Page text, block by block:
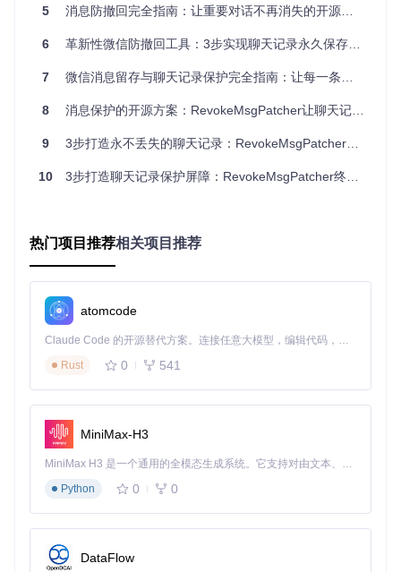
RevokeMsgPatcher采用独特的"数字外科手术"式解决方案，
通过精准定位并修改目标程序的关键指令，实现防撤回功能。
这种技术路径类似于在不打开手表后盖的情况下，精准调整内
进程内存分析：工具首先扫描目标应用程序的运行内存，
模式匹配定位：使用Boyer-Moore算法快速定位与消息撤
指令替换执行：将条件跳转指令修改为无条件执行，绕过
续有效
RevokeMsgPatcher通过专业调试工具搜索关键字符串，定位
消息处理逻辑的核心代码区域
代码逻辑对比：从条件判断到无条件执行
修改前代码逻辑
修改后代码逻辑
JE 0x123456
JMP 0x123456
跳过撤回判断
CMP EAX, 0
RET
JMP 0x789ABC
始终按照"保存并显示"的路径执行，而不会进入"撤回删除"的
分支流程。
5 消息防撤回完全指南：让重要对话不再消失的开源解决方案
6 革新性微信防撤回工具：3步实现聊天记录永久保存，彻底终结消息消失烦恼
7 微信消息留存与聊天记录保护完全指南：让每一条消息都有迹可循
8 消息保护的开源方案：RevokeMsgPatcher让聊天记录安全无忧
9 3步打造永不丢失的聊天记录：RevokeMsgPatcher防撤回工具全攻略
10 3步打造聊天记录保护屏障：RevokeMsgPatcher终极指南
热门项目推荐相关项目推荐
atomcode
Claude Code 的开源替代方案。连接任意大模型，编辑代码，运行命令，自动验证 — 全自动执行。用 Rust 构建，极致性能。 ｜ An open-source alternative to Claude Code. Connect any LLM, edit code, run commands, and verify changes — autonomously. Built in Rust for speed. Get Started
Rust
0 541
MiniMax-H3
MiniMax H3 是一个通用的全模态生成系统。它支持对由文本、图像、视频和音频组成的多模态上下文进行统一理解，并能生成分辨率高达 2K、时长可达 15 秒的带原生立体声音频的视频。得益于面向任务泛化的系统设计，H3 在预训练阶段就已具备广泛的多模态上下文理解与生成能力，能够出色地执行复杂的多模态指令。
Python
0 0
DataFlow